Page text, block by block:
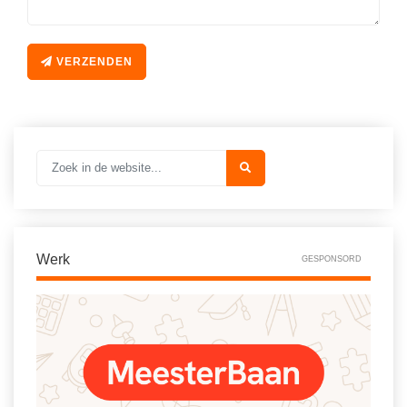
Middelbare school niveaus
Huiswerkbegeleider zoeken
Huiswerkbegeleider worden
VERZENDEN
Werk GESPONSORD